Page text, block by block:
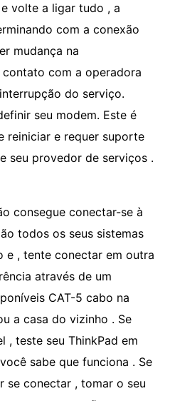
volte a ligar tudo , a
com a conexão
mudança na
com a operadora
do serviço.
seu modem. Este é
reiniciar e requer suporte
seu provedor de serviços .
consegue conectar-se à
todos os seus sistemas
e , tente conectar em outra
através de um
CAT-5 cabo na
a casa do vizinho . Se
, teste seu ThinkPad em
sabe que funciona . Se
se conectar , tomar o seu